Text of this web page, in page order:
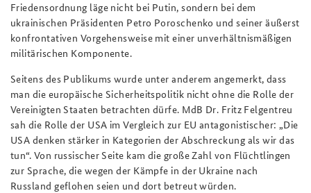
Friedensordnung läge nicht bei Putin, sondern bei dem
ukrainischen Präsidenten Petro Poroschenko und seiner äußerst
konfrontativen Vorgehensweise mit einer unverhältnismäßigen
militärischen Komponente.
Seitens des Publikums wurde unter anderem angemerkt, dass
man die europäische Sicherheitspolitik nicht ohne die Rolle der
Vereinigten Staaten betrachten dürfe. MdB Dr. Fritz Felgentreu
sah die Rolle der USA im Vergleich zur EU antagonistischer: „Die
USA denken stärker in Kategorien der Abschreckung als wir das
tun“. Von russischer Seite kam die große Zahl von Flüchtlingen
zur Sprache, die wegen der Kämpfe in der Ukraine nach
Russland geflohen seien und dort betreut würden.